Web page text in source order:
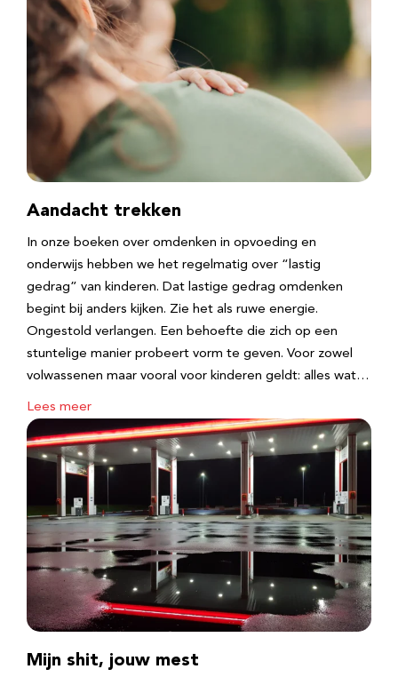
Aandacht trekken
In onze boeken over omdenken in opvoeding en
onderwijs hebben we het regelmatig over “lastig
gedrag” van kinderen. Dat lastige gedrag omdenken
begint bij anders kijken. Zie het als ruwe energie.
Ongestold verlangen. Een behoefte die zich op een
stuntelige manier probeert vorm te geven. Voor zowel
volwassenen maar vooral voor kinderen geldt: alles wat…
Lees meer
Mijn shit, jouw mest